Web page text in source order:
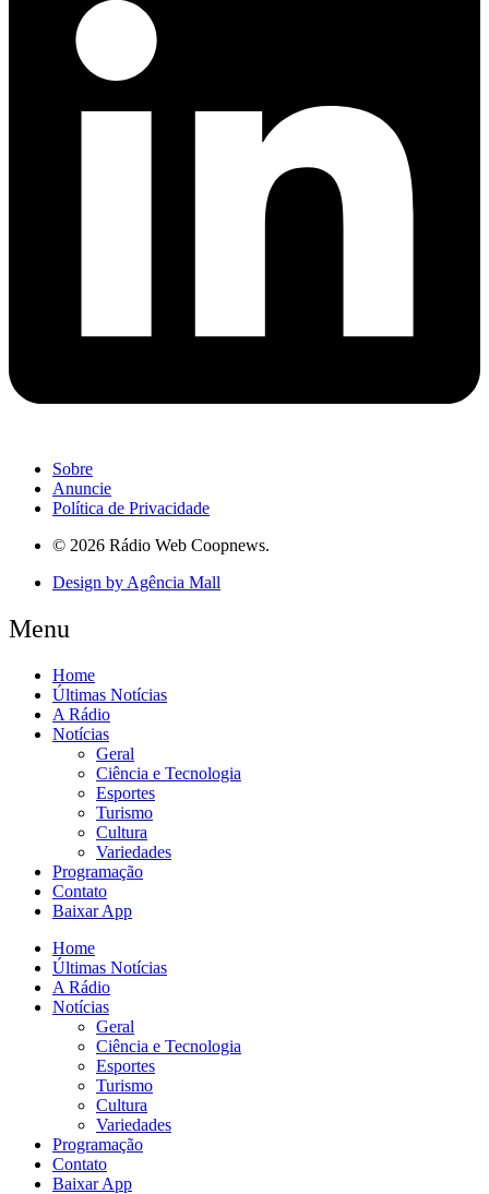
Sobre
Anuncie
Política de Privacidade
© 2026 Rádio Web Coopnews.
Design by Agência Mall
Menu
Home
Últimas Notícias
A Rádio
Notícias
Geral
Ciência e Tecnologia
Esportes
Turismo
Cultura
Variedades
Programação
Contato
Baixar App
Home
Últimas Notícias
A Rádio
Notícias
Geral
Ciência e Tecnologia
Esportes
Turismo
Cultura
Variedades
Programação
Contato
Baixar App